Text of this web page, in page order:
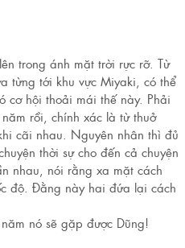
trong ánh mặt trời rực rỡ. Từ
từng tới khu vực Miyaki, có thể
cơ hội thoải mái thế này. Phải
rồi, chính xác là từ thuở
cãi nhau. Nguyên nhân thì đủ
thời sự cho đến cả chuyện
nhau, nói rằng xa mặt cách
độ. Đằng này hai đứa lại cách
nó sẽ gặp được Dũng!